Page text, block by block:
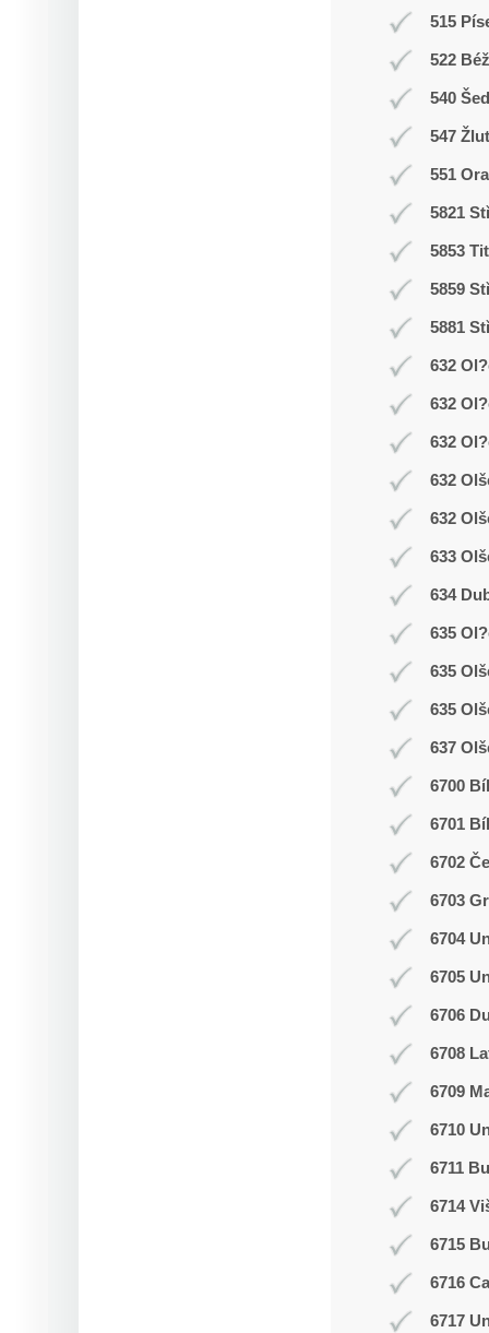
515
522
540
547
551
5821
5853
5859
5881
632
632
632
632
632
633
634
635
635
635
637
6700
6701
6702
6703
6704
6705
6706
6708
6709
6710
6711
6714
6715
6716
6717